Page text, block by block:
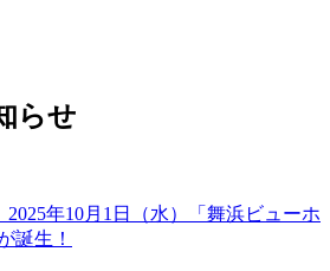
らせ
年10月1日（水）「舞浜ビューホ
誕生！